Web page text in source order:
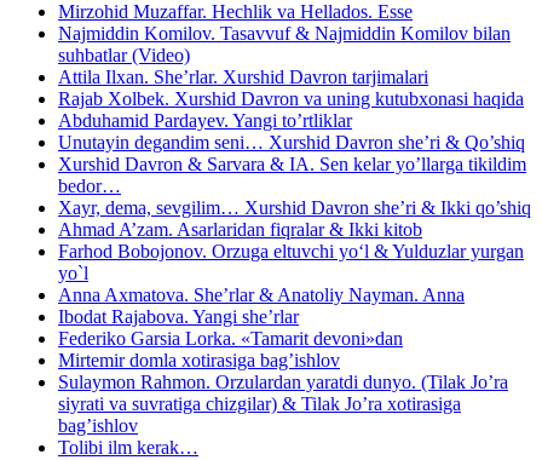
Mirzohid Muzaffar. Hechlik va Hellados. Esse
Najmiddin Komilov. Tasavvuf & Najmiddin Komilov bilan
suhbatlar (Video)
Attila Ilxan. She’rlar. Xurshid Davron tarjimalari
Rajab Xolbek. Xurshid Davron va uning kutubxonasi haqida
Abduhamid Pardayev. Yangi to’rtliklar
Unutayin degandim seni… Xurshid Davron she’ri & Qo’shiq
Xurshid Davron & Sarvara & IA. Sen kelar yo’llarga tikildim
bedor…
Xayr, dema, sevgilim… Xurshid Davron she’ri & Ikki qo’shiq
Ahmad A’zam. Asarlaridan fiqralar & Ikki kitob
Farhod Bobojonov. Orzuga eltuvchi yo‘l & Yulduzlar yurgan
yo`l
Anna Axmatova. She’rlar & Anatoliy Nayman. Anna
Ibodat Rajabova. Yangi she’rlar
Federiko Garsia Lorka. «Tamarit devoni»dan
Mirtemir domla xotirasiga bag’ishlov
Sulaymon Rahmon. Orzulardan yaratdi dunyo. (Tilak Jo’ra
siyrati va suvratiga chizgilar) & Tilak Jo’ra xotirasiga
bag’ishlov
Tolibi ilm kerak…